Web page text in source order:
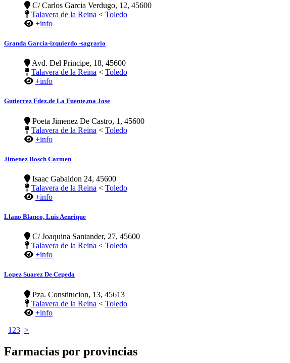
C/ Carlos Garcia Verdugo, 12, 45600
Talavera de la Reina < Toledo
+info
Granda Garcia-izquierdo -sagrario
Avd. Del Principe, 18, 45600
Talavera de la Reina < Toledo
+info
Gutierrez Fdez.de La Fuente,ma Jose
Poeta Jimenez De Castro, 1, 45600
Talavera de la Reina < Toledo
+info
Jimenez Bosch Carmen
Isaac Gabaldon 24, 45600
Talavera de la Reina < Toledo
+info
Llano Blanco, Luis Aenrique
C/ Joaquina Santander, 27, 45600
Talavera de la Reina < Toledo
+info
Lopez Suarez De Cepeda
Pza. Constitucion, 13, 45613
Talavera de la Reina < Toledo
+info
1 23 >
Farmacias por provincias